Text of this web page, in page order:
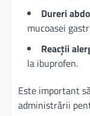
Dureri
mucoasei
Reacții
la ibuprofen.
Este important
administrării